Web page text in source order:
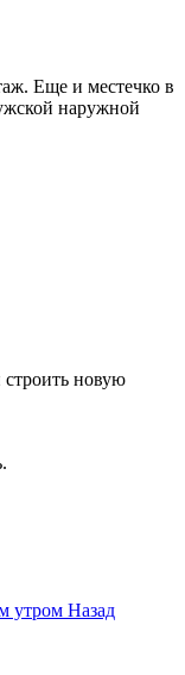
Еще и местечко в
наружной
новую
утром Назад